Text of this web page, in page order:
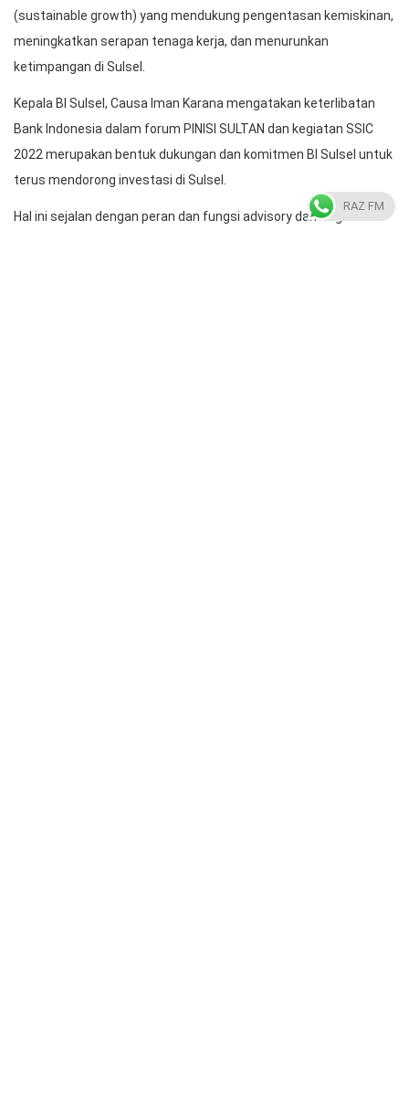
(sustainable growth) yang mendukung pengentasan kemiskinan,
meningkatkan serapan tenaga kerja, dan menurunkan
ketimpangan di Sulsel.
Kepala BI Sulsel, Causa Iman Karana mengatakan keterlibatan
Bank Indonesia dalam forum PINISI SULTAN dan kegiatan SSIC
2022 merupakan bentuk dukungan dan komitmen BI Sulsel untuk
terus mendorong investasi di Sulsel.
Hal ini sejalan dengan peran dan fungsi advisory dan Regional
RAZ FM